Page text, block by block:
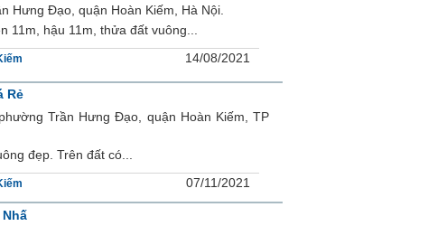
Hưng Đạo, quận Hoàn Kiếm, Hà Nội.
hậu 11m, thửa đất vuông...
14/08/2021
Rẻ
Trần Hưng Đạo, quận Hoàn Kiếm, TP
đẹp. Trên đất có...
07/11/2021